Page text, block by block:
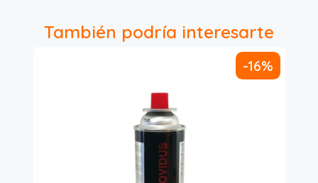
También podría interesarte
-16%